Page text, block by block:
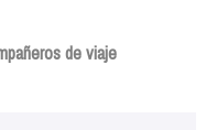
de viaje